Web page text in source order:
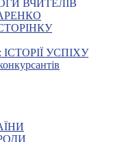
ВЧИТЕЛІВ
УСПІХУ